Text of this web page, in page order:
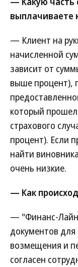
выплачиваете
— Клиент на
начисленной
зависит от
выше процент),
который
страхового
процент). Если
найти
очень низкие.
— Как
— "Финанс-
документов для
возмещения и
согласен